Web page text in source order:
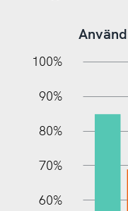
100%
90%
80%
70%
60%